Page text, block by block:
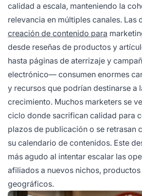
calidad a escala, manteniendo la
relevancia en múltiples canales. Las
creación de contenido para
desde reseñas de productos y
hasta páginas de aterrizaje y
electrónico— consumen enormes
y recursos que podrían destinarse a
crecimiento. Muchos marketers se
ciclo donde sacrifican calidad para
plazos de publicación o se retrasan
su calendario de contenidos. Este
más agudo al intentar escalar las
afiliados a nuevos nichos,
geográficos.